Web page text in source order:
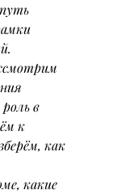
в
к
как
какие